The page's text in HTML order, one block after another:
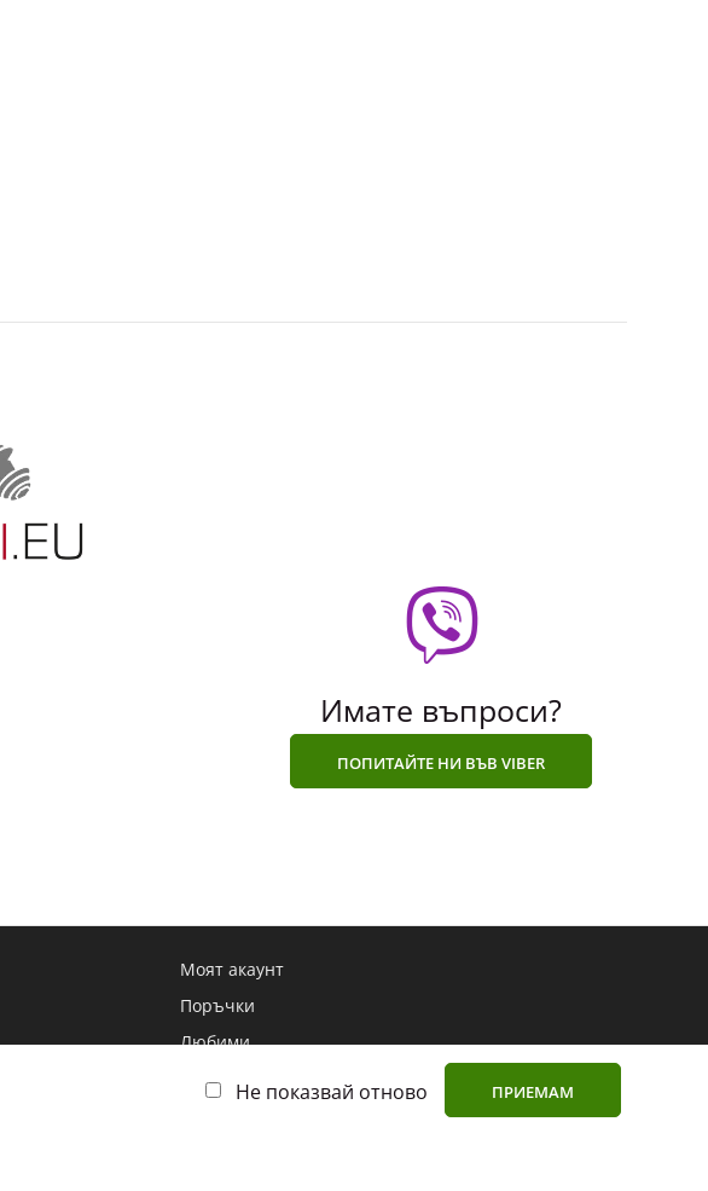
Не показвай отново ПРИЕМАМ
Имате въпроси?
ПОПИТАЙТЕ НИ ВЪВ VIBER
Моят акаунт
Поръчки
Любими
Търсене